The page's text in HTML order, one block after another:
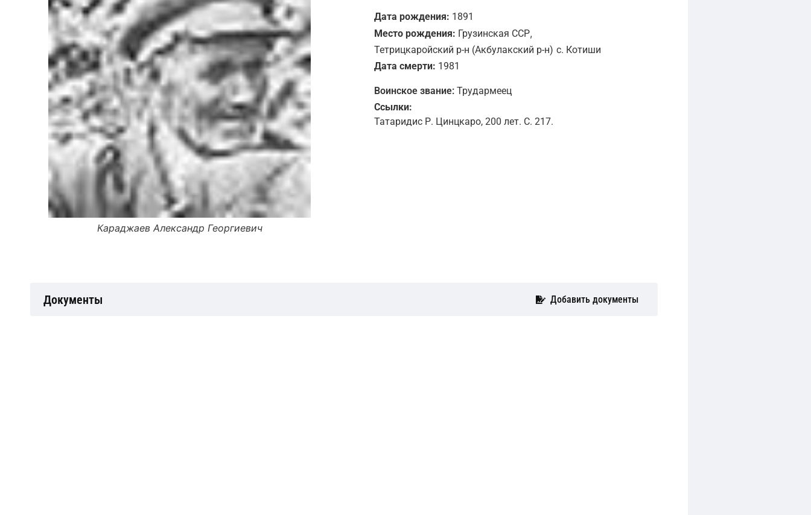
Караджаев Александр Георгиевич
Дата рождения: 1891
Место рождения: Грузинская ССР,
Тетрицкаройский р-н (Акбулакский р-н) с. Котиши
Дата смерти: 1981
Воинское звание: Трудармеец
Ссылки:
Татаридис Р. Цинцкаро, 200 лет. С. 217.
Документы Добавить документы